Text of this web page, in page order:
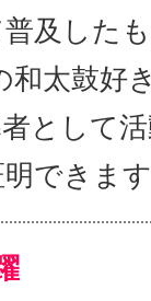
及した
和太鼓好
として
できま